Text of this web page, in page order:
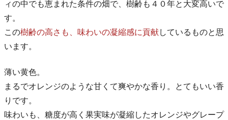
ィの中でも恵まれた条件の畑で、樹齢も４０年と大変高いで
す。
この樹齢の高さも、味わいの凝縮感に貢献しているものと思
います。
薄い黄色。
まるでオレンジのような甘くて爽やかな香り。とてもいい香
りです。
味わいも、糖度が高く果実味が凝縮したオレンジやグレープ